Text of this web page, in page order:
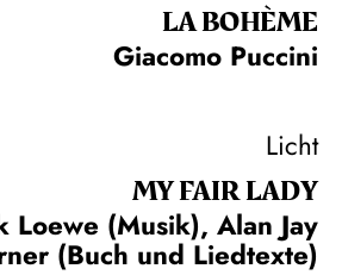
LA BOHÈME
Giacomo Puccini
Licht
MY FAIR LADY
Loewe (Musik), Alan Jay
(Buch und Liedtexte)